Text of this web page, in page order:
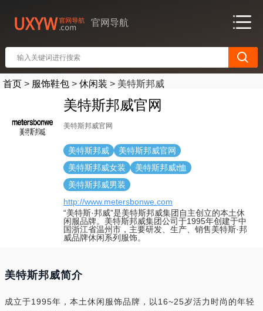
官网导航
首页 > 服饰鞋包 > 休闲装 > 美特斯邦威
美特斯邦威官网
美特斯邦威官网
美特斯邦威
美特斯邦威官网
美特斯邦威女装
美特斯邦威t恤
美特斯邦威男装
http://www.metersbonwe.com
“美特斯·邦威”是美特斯邦威集团自主创立的本土休
闲服品牌。美特斯邦威集团公司于1995年创建于中
国浙江省温州市，主要研发、生产、销售美特斯·邦
威品牌休闲系列服饰。
美特斯邦威简介
成立于1995年，本土休闲服饰品牌，以16~25岁活力时尚的年轻